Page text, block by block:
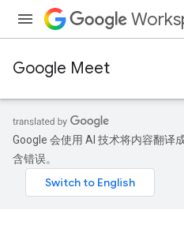
Google Meet
Google 会使用 AI 技术将内容翻译
含错误。